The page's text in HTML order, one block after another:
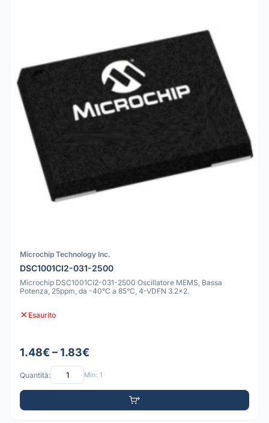
Microchip Technology Inc.
DSC1001CI2-031-2500
Microchip DSC1001CI2-031-2500 Oscillatore MEMS, Bassa
Potenza, 25ppm, da -40°C a 85°C, 4-VDFN 3.2x2.
Esaurito
1.48€ – 1.83€
Quantità: Min: 1